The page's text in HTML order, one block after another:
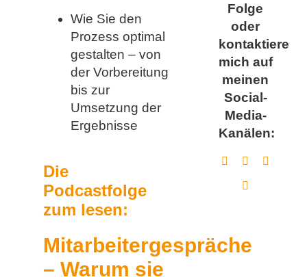
Wie Sie den
Prozess optimal
gestalten – von
der Vorbereitung
bis zur
Umsetzung der
Ergebnisse
Die
Podcastfolge
zum lesen:
Mitarbeitergespräche
– Warum sie
Folge
oder
kontaktiere
mich auf
meinen
Social-
Media-
Kanälen: